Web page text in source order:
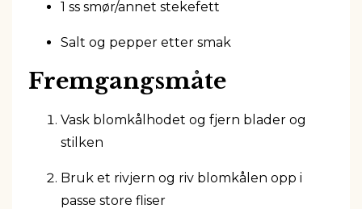
1 ss smør/annet stekefett
Salt og pepper etter smak
Fremgangsmåte
Vask blomkålhodet og fjern blader og
stilken
Bruk et rivjern og riv blomkålen opp i
passe store fliser